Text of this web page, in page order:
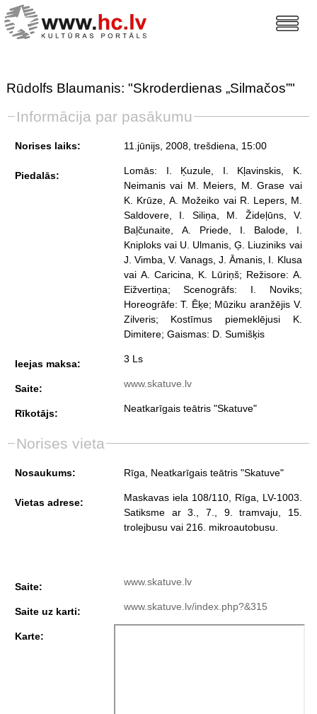
Rūdolfs Blaumanis: "Skroderdienas „Silmačos”"
Informācija par pasākumu
Norises laiks: 11.jūnijs, 2008, trešdiena , 15:00
Piedalās:
Lomās: I. Ķuzule, I. Kļavinskis, K.
Neimanis vai M. Meiers, M. Grase vai
K. Krūze, A. Možeiko vai R. Lepers, M.
Saldovere, I. Siliņa, M. Žideļūns, V.
Baļčunaite, A. Priede, I. Balode, I.
Kniploks vai U. Ulmanis, Ģ. Liuziniks vai
J. Vimba, V. Vanags, J. Āmanis, I. Klusa
vai A. Caricina, K. Lūriņš; Režisore: A.
Eižvertiņa; Scenogrāfs: I. Noviks;
Horeogrāfe: T. Ēķe; Mūziku aranžējis V.
Zilveris; Kostīmus piemeklējusi K.
Dimitere; Gaismas: D. Sumišķis
Ieejas maksa: 3 Ls
Saite: www.skatuve.lv
Rīkotājs: Neatkarīgais teātris "Skatuve"
Norises vieta
Nosaukums: Rīga, Neatkarīgais teātris "Skatuve"
Vietas adrese:
Maskavas iela 108/110, Rīga, LV-1003.
Satiksme ar 3., 7., 9. tramvaju, 15.
trolejbusu vai 216. mikroautobusu.
Saite: www.skatuve.lv
Saite uz karti: www.skatuve.lv/index.php?&315
Karte: